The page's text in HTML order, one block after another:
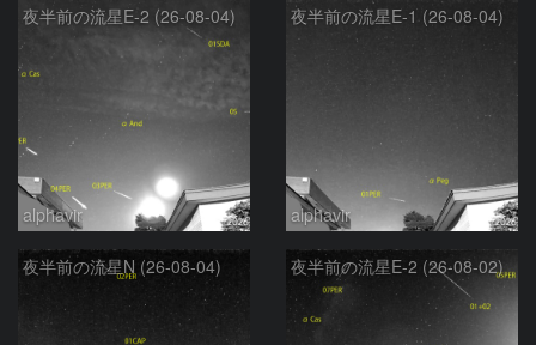
夜半前の流星E-2 (26-08-04)
alphavir
夜半前の流星E-1 (26-08-04)
alphavir
夜半前の流星N (26-08-04) 夜半前の流星E-2 (26-08-02)